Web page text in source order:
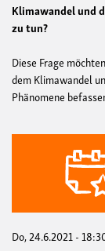
Klimawandel und
zu tun?
Diese Frage
dem Klimawandel
Phänomene
Do, 24.6.2021 -